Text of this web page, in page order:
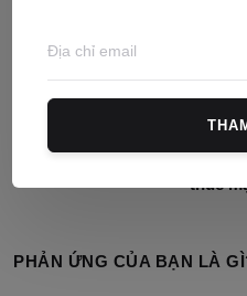
Mẫu đơn đề nghị giải
BÀI BÁO
thuê
PHẢN ỨNG CỦA BẠN LÀ